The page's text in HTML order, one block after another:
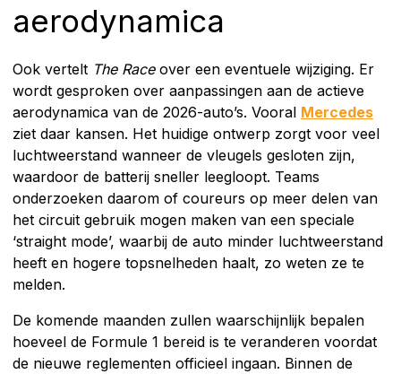
aerodynamica
Ook vertelt The Race over een eventuele wijziging. Er
wordt gesproken over aanpassingen aan de actieve
aerodynamica van de 2026-auto’s. Vooral Mercedes
ziet daar kansen. Het huidige ontwerp zorgt voor veel
luchtweerstand wanneer de vleugels gesloten zijn,
waardoor de batterij sneller leegloopt. Teams
onderzoeken daarom of coureurs op meer delen van
het circuit gebruik mogen maken van een speciale
‘straight mode’, waarbij de auto minder luchtweerstand
heeft en hogere topsnelheden haalt, zo weten ze te
melden.
De komende maanden zullen waarschijnlijk bepalen
hoeveel de Formule 1 bereid is te veranderen voordat
de nieuwe reglementen officieel ingaan. Binnen de